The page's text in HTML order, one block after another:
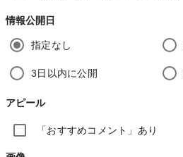
情報公開日
指定なし
3日以内に公開
アピール
「おすすめコメント」あり